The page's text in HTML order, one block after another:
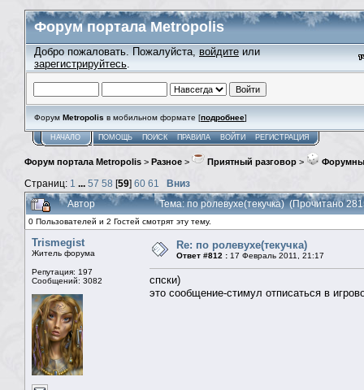
Форум портала Metropolis
Добро пожаловать. Пожалуйста, войдите или
зарегистрируйтесь.
Форум Metropolis в мобильном формате [подробнее]
НАЧАЛО ПОМОЩЬ ПОИСК ПРАВИЛА ВОЙТИ РЕГИСТРАЦИЯ
Форум портала Metropolis > Разное > Приятный разговор >
Страниц: 1 ... 57 58 [59] 60 61
Вниз
Автор
Тема: по ролевухе(текучка) (Прочитано
0 Пользователей и 2 Гостей смотрят эту тему.
Trismegist
Житель форума
Репутация: 197
Сообщений: 3082
Re: по ролевухе(текучка)
Ответ #812 : 17 Февраль 2011, 21:17
спски)
это сообщение-стимул отписаться в